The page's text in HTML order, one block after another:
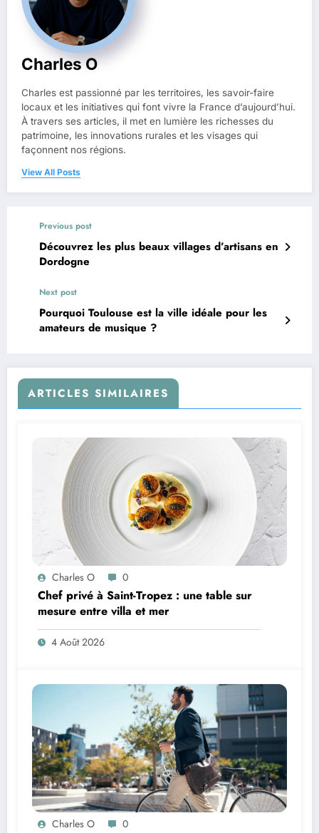
Charles O
Charles est passionné par les territoires, les savoir-faire
locaux et les initiatives qui font vivre la France d’aujourd’hui.
À travers ses articles, il met en lumière les richesses du
patrimoine, les innovations rurales et les visages qui
façonnent nos régions.
View All Posts
Previous post
Découvrez les plus beaux villages d’artisans en
Dordogne
Next post
Pourquoi Toulouse est la ville idéale pour les
amateurs de musique ?
ARTICLES SIMILAIRES
Charles O 0
Chef privé à Saint-Tropez : une table sur
mesure entre villa et mer
4 Août 2026
Charles O 0